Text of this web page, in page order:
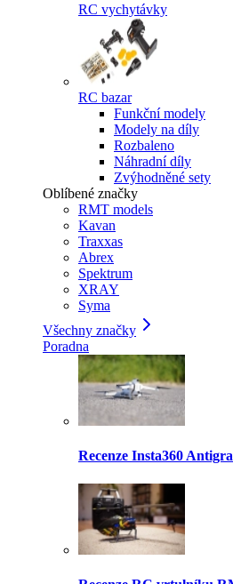
RC vychytávky
RC bazar
Funkční modely
Modely na díly
Rozbaleno
Náhradní díly
Zvýhodněné sety
Oblíbené značky
RMT models
Kavan
Traxxas
Abrex
Spektrum
XRAY
Syma
Všechny značky
Poradna
Recenze Insta360